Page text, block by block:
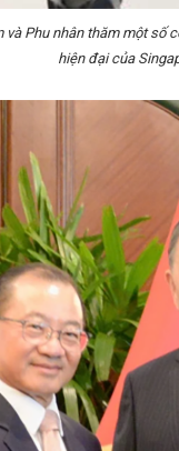
Phu nhân thăm một số
hiện đại của